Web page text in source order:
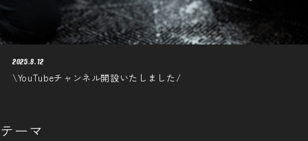
2025.8.12
\YouTubeチャンネル開設いたしました/
テーマ